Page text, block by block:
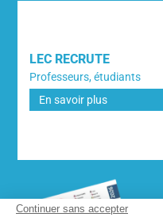
LEC RECRUTE
Professeurs, étudiants
En savoir plus
Continuer sans accepter